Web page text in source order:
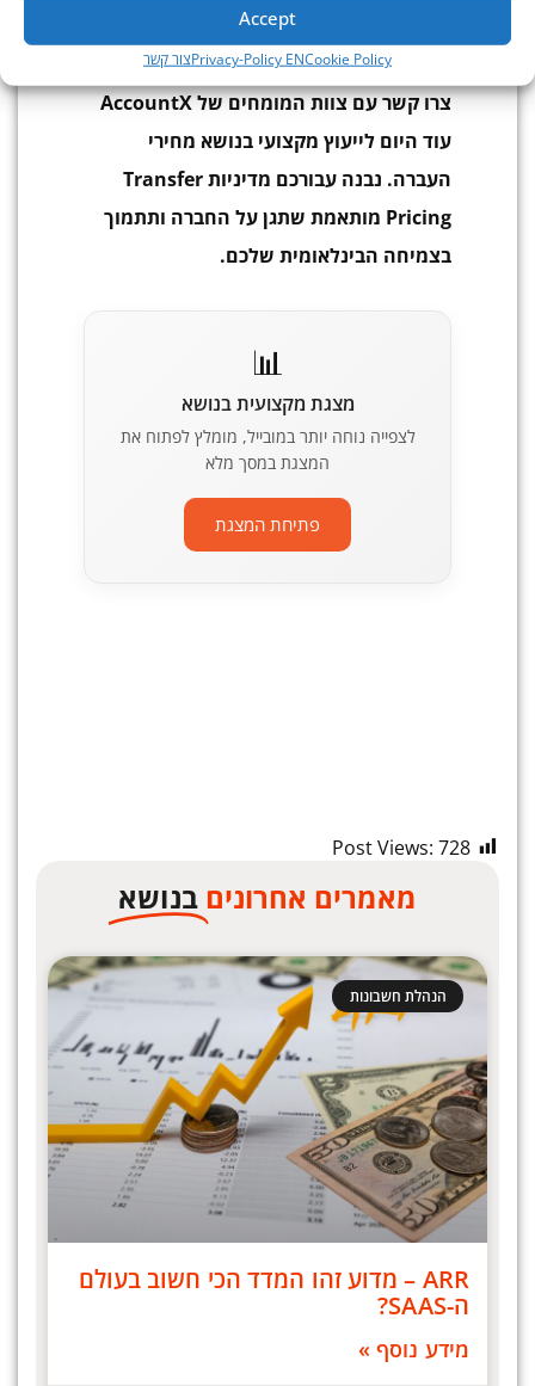
Accept
Cookie Policy
Privacy-Policy ENצור קשר
נכון מראש חוסך כסף, מפחית סיכונים ומחזק את
מבנה המס הבינלאומי שלכם.
צרו קשר עם צוות המומחים של AccountX
עוד היום לייעוץ מקצועי בנושא מחירי
העברה. נבנה עבורכם מדיניות Transfer
Pricing מותאמת שתגן על החברה ותתמוך
בצמיחה הבינלאומית שלכם.
📊
מצגת מקצועית בנושא
לצפייה נוחה יותר במובייל, מומלץ לפתוח את
המצגת במסך מלא
פתיחת המצגת
Post Views: 728
מאמרים אחרונים בנושא
הנהלת חשבונות
ARR – מדוע זהו המדד הכי חשוב בעולם
ה-SAAS?
מידע נוסף »